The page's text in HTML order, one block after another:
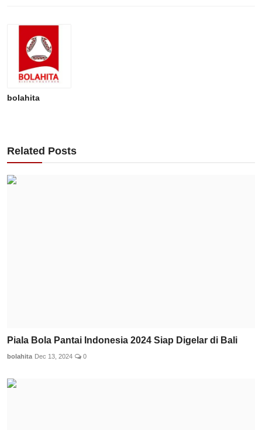
bolahita
Related Posts
Piala Bola Pantai Indonesia 2024 Siap Digelar di Bali
bolahita Dec 13, 2024 0